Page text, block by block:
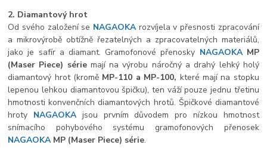
2. Diamantový hrot
Od svého založení se NAGAOKArozvíjela v přesnosti zpracování
a mikrovýrobě obtížně řezatelných a zpracovatelných materiálů,
jako je safír a diamant. Gramofonové přenosky NAGAOKA MP
(Maser Piece) sériemají na výrobu náročný a drahý lehký holý
diamantový hrot (kromě MP-110 a MP-100, které mají na stopku
lepenou lehkou diamantovou špičku), ten váží pouze jednu třetinu
hmotnosti konvenčních diamantových hrotů. Špičkové diamantové
hroty NAGAOKAjsou prvním důvodem pro nízkou hmotnost
snímacího pohybového systému gramofonových přenosek
NAGAOKA MP (Maser Piece) série.